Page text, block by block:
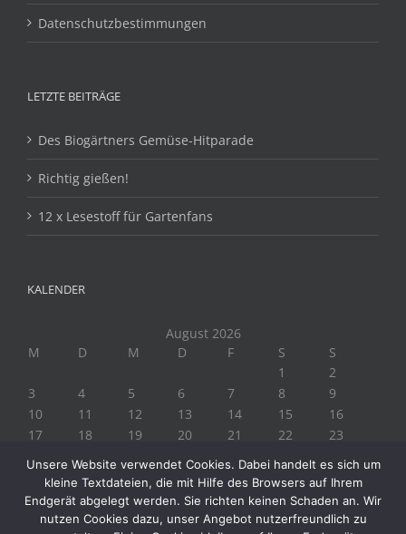
Datenschutzbestimmungen
LETZTE BEITRÄGE
Des Biogärtners Gemüse-Hitparade
Richtig gießen!
12 x Lesestoff für Gartenfans
KALENDER
August 2026
M
D M D F S
S
1
2
3
4 5 6 7 8
9
10
11 12 13 14 15
16
17
18 19 20 21 22
23
« Juli
Unsere Website verwendet Cookies. Dabei handelt es sich um
kleine Textdateien, die mit Hilfe des Browsers auf Ihrem
Endgerät abgelegt werden. Sie richten keinen Schaden an. Wir
nutzen Cookies dazu, unser Angebot nutzerfreundlich zu